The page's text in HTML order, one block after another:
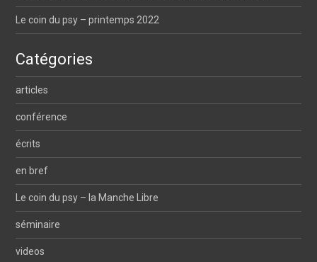
Le coin du psy – printemps 2022
Catégories
articles
conférence
écrits
en bref
Le coin du psy – la Manche Libre
séminaire
videos